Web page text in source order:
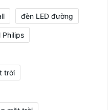
đèn LED đường
Philips
trời